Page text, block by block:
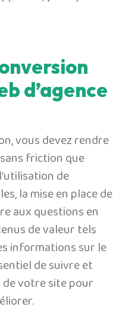
d’agence
vous devez rendre
friction que
de
la mise en place de
aux questions en
de valeur tels
informations sur le
de suivre et
votre site pour